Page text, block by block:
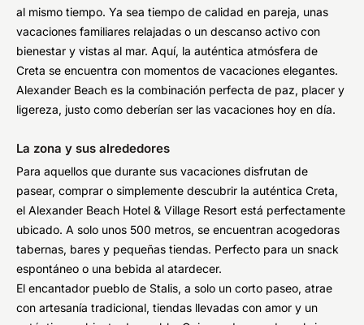
al mismo tiempo. Ya sea tiempo de calidad en pareja, unas
vacaciones familiares relajadas o un descanso activo con
bienestar y vistas al mar. Aquí, la auténtica atmósfera de
Creta se encuentra con momentos de vacaciones elegantes.
Alexander Beach es la combinación perfecta de paz, placer y
ligereza, justo como deberían ser las vacaciones hoy en día.
La zona y sus alrededores
Para aquellos que durante sus vacaciones disfrutan de
pasear, comprar o simplemente descubrir la auténtica Creta,
el Alexander Beach Hotel & Village Resort está perfectamente
ubicado. A solo unos 500 metros, se encuentran acogedoras
tabernas, bares y pequeñas tiendas. Perfecto para un snack
espontáneo o una bebida al atardecer.
El encantador pueblo de Stalis, a solo un corto paseo, atrae
con artesanía tradicional, tiendas llevadas con amor y un